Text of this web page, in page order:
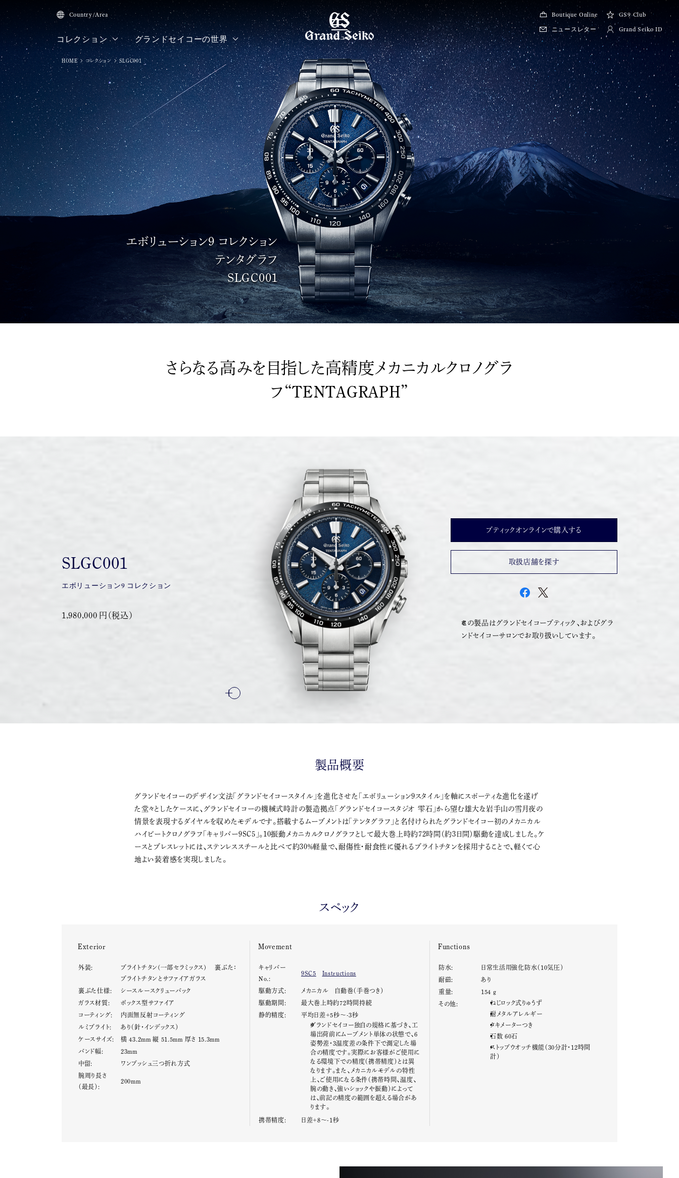
メニュー
Country/Area
コレクション グランドセイコーの世界
Boutique Online GS9 Club
ニュースレター Grand Seiko ID
エボリューション9 コレクション
テンタグラフ
SLGC001
HOME コレクション SLGC001
さらなる高みを目指した高精度メカニカルクロノグラ
フ“TENTAGRAPH”
SLGC001
エボリューション9 コレクション
1,980,000 円（税込）
ブティックオンラインで購入する
取扱店舗を探す
この製品はグランドセイコーブティック、およびグラ
ンドセイコーサロンでお取り扱いしています。
製品概要
グランドセイコーのデザイン文法「グランドセイコースタイル」を進化させた「エボリューション9スタイル」を軸にスポーティな進化を遂げ
た堂々としたケースに、グランドセイコーの機械式時計の製造拠点「グランドセイコースタジオ 雫石」から望む雄大な岩手山の雪月夜の
情景を表現するダイヤルを収めたモデルです。搭載するムーブメントは「テンタグラフ」と名付けられたグランドセイコー初のメカニカル
ハイビートクロノグラフ「キャリバー9SC5」。10振動メカニカルクロノグラフとして最大巻上時約72時間（約3日間）駆動を達成しました。ケ
ースとブレスレットには、ステンレススチールと比べて約30％軽量で、耐傷性・耐食性に優れるブライトチタンを採用することで、軽くて心
地よい装着感を実現しました。
スペック
Exterior
外装:
ブライトチタン(一部セラミックス) 裏ぶた：
ブライトチタンとサファイアガラス
裏ぶた仕様:
シースルースクリューバック
ガラス材質:
ボックス型サファイア
コーティング:
内面無反射コーティング
ルミブライト:
あり（針・インデックス）
ケースサイズ:
横 43.2mm 縦 51.5mm 厚さ 15.3mm
バンド幅:
23mm
中留:
ワンプッシュ三つ折れ方式
腕周り長さ
（最長）:
200mm
Movement
キャリバー
No.:
9SC5 Instructions
駆動方式:
メカニカル 自動巻（手巻つき）
駆動期間:
最大巻上時約72時間持続
静的精度:
平均日差+5秒～-3秒
グランドセイコー独自の規格に基づき、工
場出荷前にムーブメント単体の状態で、6
姿勢差・3温度差の条件下で測定した場
合の精度です。実際にお客様がご使用に
なる環境下での精度（携帯精度）とは異
なります。また、メカニカルモデルの特性
上、ご使用になる条件（携帯時間、温度、
腕の動き、強いショックや振動）によって
は、前記の精度の範囲を超える場合があ
ります。
携帯精度: 日差+8～-1秒
Functions
防水:
日常生活用強化防水（10気圧）
耐磁:
あり
重量:
154 g
その他:
ねじロック式りゅうず
耐メタルアレルギー
タキメーターつき
石数 60石
ストップウオッチ機能（30分計・12時間
計）